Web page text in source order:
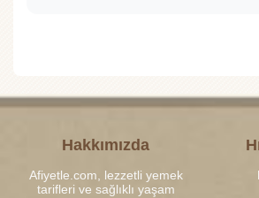
Hakkımızda
Afiyetle.com, lezzetli yemek
tarifleri ve sağlıklı yaşam